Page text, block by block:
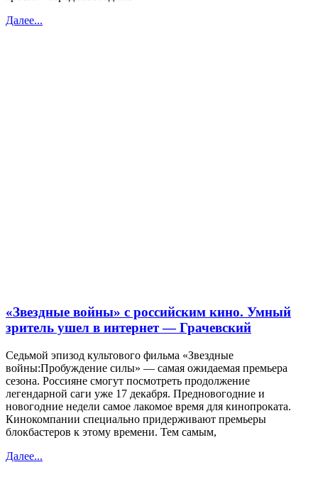
Далее...
«Звездные войны» с российским кино. Умный
зритель ушел в интернет — Грачевский
Седьмой эпизод культового фильма «Звездные
войны:Пробуждение силы» — самая ожидаемая премьера
сезона. Россияне смогут посмотреть продолжение
легендарной саги уже 17 декабря. Предновогодние и
новогодние недели самое лакомое время для кинопроката.
Кинокомпании специально придерживают премьеры
блокбастеров к этому времени. Тем самым,
Далее...